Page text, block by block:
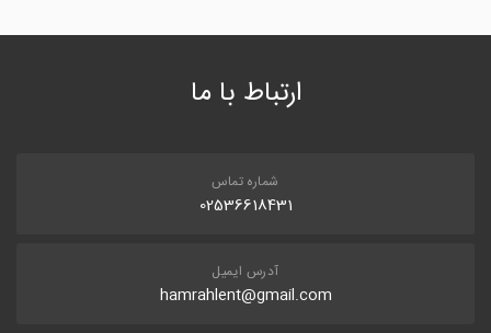
ارتباط با ما
شماره تماس
02536618431
آدرس ایمیل
hamrahlent@gmail.com